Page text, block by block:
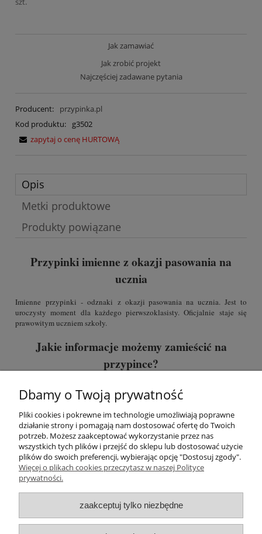
Jak zamawiać
Jak zrobić projekt
Najczęściej zadawane pytania
Producent:
przypinka.pl
Kod produktu:
g3502
zapytaj o cenę HURTOWĄ
Opis
Metki produktowe
Produkty powiązane
Przypinki imienne z okazji pasowania na
ucznia
Imienne przypinki - odznaki z okazji pasowania na ucznia. Jest to
uroczysty moment dla każdego pierwszoklasisty. Oficjalnie staje się
prawowitym uczniem szkoły.
Jakie informacje możemy zamieścić na
przypince?
ucznia.
Listę imion należy przesłać w arkuszu kalkulacyjnym (np. Excelu), gdzie
każdy wiersz odpowiada jednej przypince.
Pomoc
Płatności i dostawa
Dbamy o Twoją prywatność
Pliki cookies i pokrewne im technologie umożliwiają poprawne
działanie strony i pomagają nam dostosować ofertę do Twoich
potrzeb. Możesz zaakceptować wykorzystanie przez nas
wszystkich tych plików i przejść do sklepu lub dostosować użycie
plików do swoich preferencji, wybierając opcję "Dostosuj zgody".
Więcej o plikach cookies przeczytasz w naszej Polityce
prywatności.
zaakceptuj tylko niezbędne